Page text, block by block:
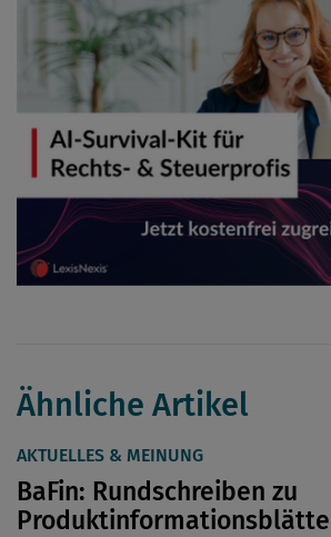
Ähnliche Artikel
AKTUELLES & MEINUNG
BaFin: Rundschreiben zu